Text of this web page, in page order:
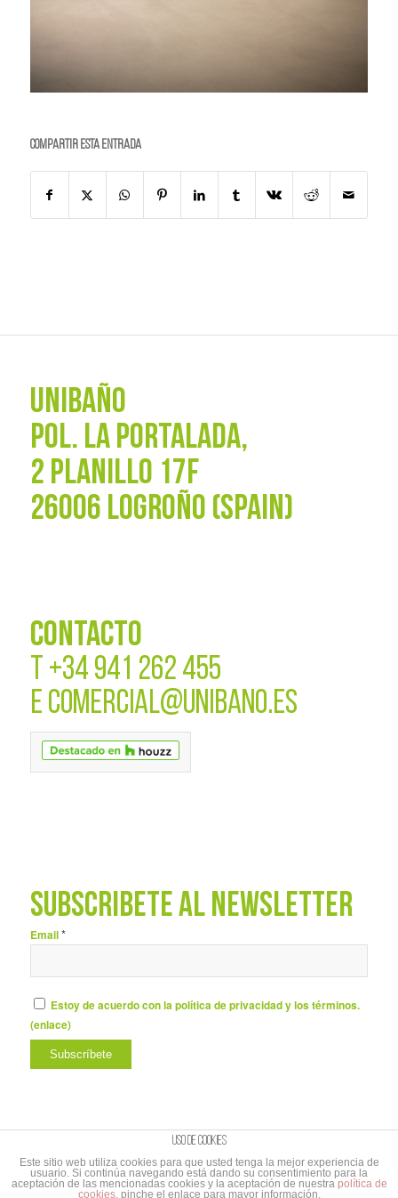
Compartir esta entrada
UNIBAÑO
POL. La Portalada,
2 PLANILLO 17F
26006 LOGROÑO (SPAIN)
CONTACTO
T +34 941 262 455
E COMERCIAL@UNIBANO.ES
SUBSCRÍBETE AL NEWSLETTER
Email*
Estoy de acuerdo con la política de privacidad y los términos.
(enlace)
© Copyright - UNIBAÑO |Aviso Legal y Política de privacidad|Aviso Legal
Uso de cookies
Este sitio web utiliza cookies para que usted tenga la mejor experiencia de
usuario. Si continúa navegando está dando su consentimiento para la
aceptación de las mencionadas cookies y la aceptación de nuestra política de
cookies, pinche el enlace para mayor información.